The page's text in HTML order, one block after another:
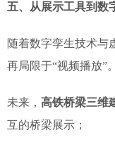
五、从展示工具到数
随着数字孪生技术与
再局限于“视频播放”。
未来， 高铁桥梁三维
互的桥梁展示；